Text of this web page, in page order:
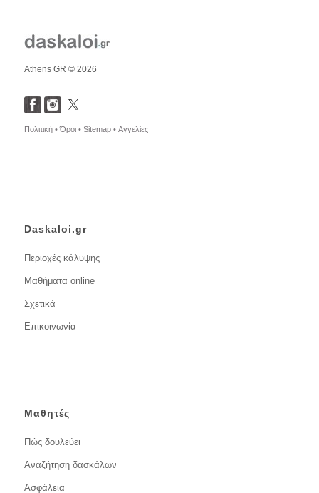
Athens GR © 2026
Πολιτική •Όροι • Sitemap • Αγγελίες
Daskaloi.gr
Περιοχές κάλυψης
Μαθήματα online
Σχετικά
Επικοινωνία
Μαθητές
Πώς δουλεύει
Αναζήτηση δασκάλων
Ασφάλεια